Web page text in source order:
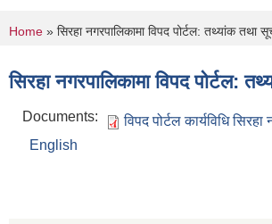
You are here
Home » सिरहा नगरपालिकामा विपद पोर्टल: तथ्यांक तथा
सिरहा नगरपालिकामा विपद पोर्टल:
Documents:
विपद पोर्टल कार्यविधि
English